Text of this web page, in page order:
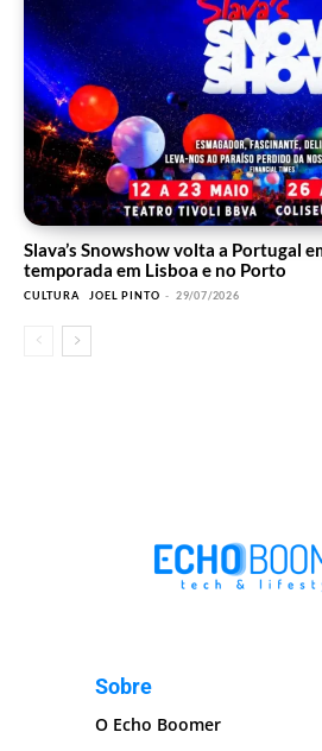
Slava’s Snowshow volta a Portugal
temporada em Lisboa e no Porto
CULTURA JOEL PINTO - 29/07/2026
Sobre
O Echo Boomer